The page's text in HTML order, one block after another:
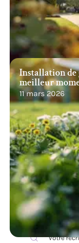
Installation de
meilleur
11 mars 2026
Recherche